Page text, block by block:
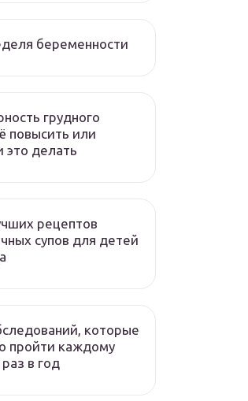
беременности
грудного
повысить или
это делать
рецептов
супов для детей
которые
пройти каждому
в год